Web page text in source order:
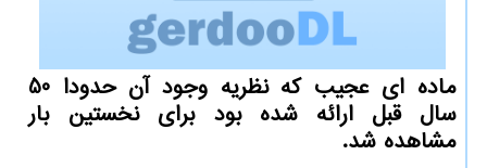
ماده ای عجیب که نظریه وجود آن حدودا 50
سال قبل ارائه شده بود برای نخستین بار
مشاهده شد.